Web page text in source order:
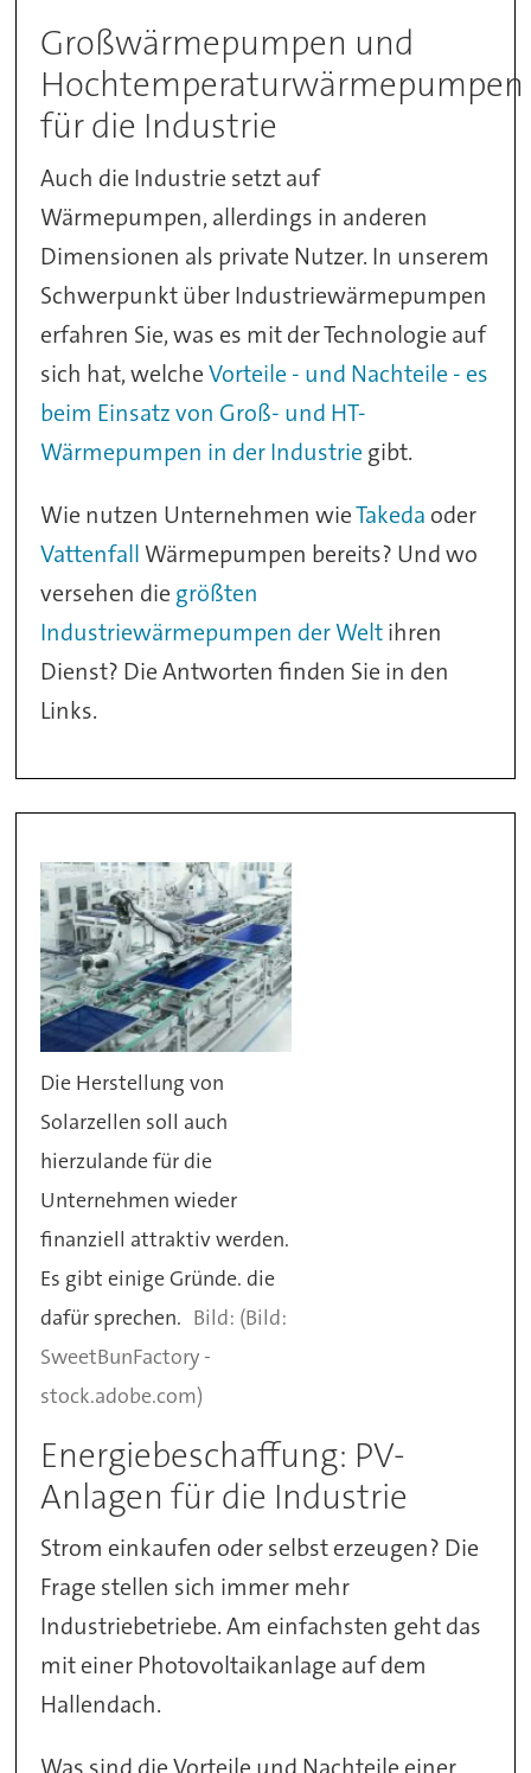
Großwärmepumpen und
Hochtemperaturwärmepumpen
für die Industrie
Auch die Industrie setzt auf
Wärmepumpen, allerdings in anderen
Dimensionen als private Nutzer. In unserem
Schwerpunkt über Industriewärmepumpen
erfahren Sie, was es mit der Technologie auf
sich hat, welcheVorteile - und Nachteile - es
beim Einsatz von Groß- und HT-
Wärmepumpen in der Industrie gibt.
Wie nutzen Unternehmen wieTakeda oder
VattenfallWärmepumpen bereits? Und wo
versehen die größten
Industriewärmepumpen der Weltihren
Dienst? Die Antworten finden Sie in den
Links.
Die Herstellung von
Solarzellen soll auch
hierzulande für die
Unternehmen wieder
finanziell attraktiv werden.
Es gibt einige Gründe. die
dafür sprechen.
(Bild:
SweetBunFactory -
stock.adobe.com)
Energiebeschaffung: PV-
Anlagen für die Industrie
Strom einkaufen oder selbst erzeugen? Die
Frage stellen sich immer mehr
Industriebetriebe. Am einfachsten geht das
mit einer Photovoltaikanlage auf dem
Hallendach.